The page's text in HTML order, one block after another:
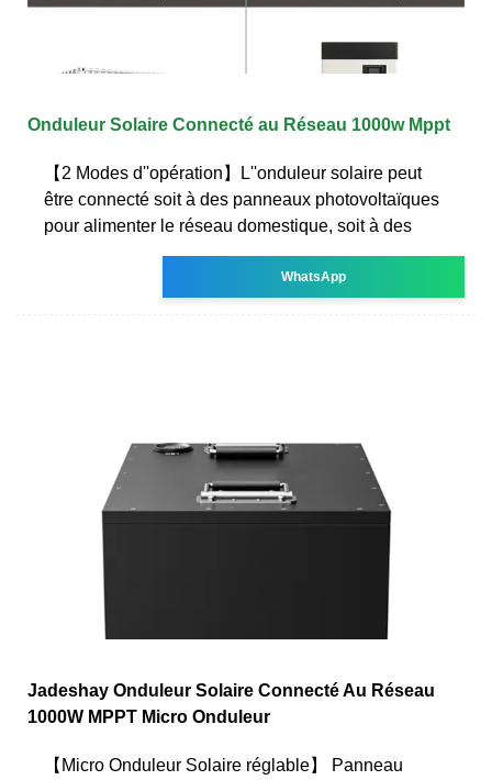
Onduleur Solaire Connecté au Réseau 1000w Mppt
【2 Modes d''opération】L''onduleur solaire peut
être connecté soit à des panneaux photovoltaïques
pour alimenter le réseau domestique, soit à des
WhatsApp
Jadeshay Onduleur Solaire Connecté Au Réseau
1000W MPPT Micro Onduleur
【Micro Onduleur Solaire réglable】 Panneau